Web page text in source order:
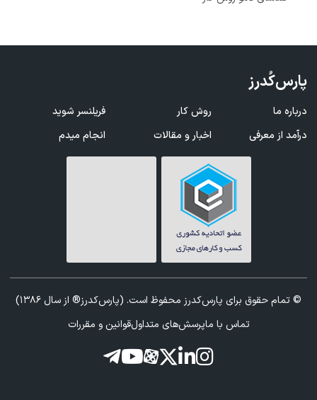
پارس‌کُدرز
درباره ما روش کار
فریلنسر شوید
درآمد از معرفی
اخبار و مقالات انجام میدم
© تمام حقوق برای پارس‌کدرز محفوظ است. (پارس‌کدرز® از سال 1386)
تماس با ماپرسش‌های متداولقوانین و مقررات